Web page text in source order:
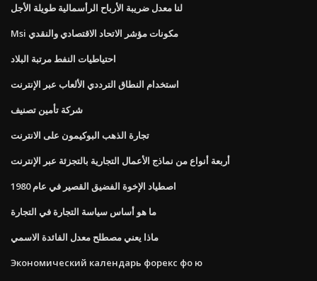
لنا معدل ضريبة الأرباح الرأسمالية طويلة الأجل
Msi مكونات مؤشر الاتحاد الاقتصادي والنقدي
احتياطيات النفط مرتبة البلاد
استخدام النطاق الترددي الألعاب عبر الإنترنت
شركة تأمين تصنيف
تجارة الذهب البوكيمون على الانترنت
أربعة أنواع من نماذج الأعمال التجارية بالتجزئة عبر الإنترنت
اصطياد الإخوة الفضيق القصير في عام 1980
ما هو أساس سياسة التجارة في التجارة
ماذا يعني مصطلح معدل الفائدة الاسمي
Экономический календарь форекс фо ю